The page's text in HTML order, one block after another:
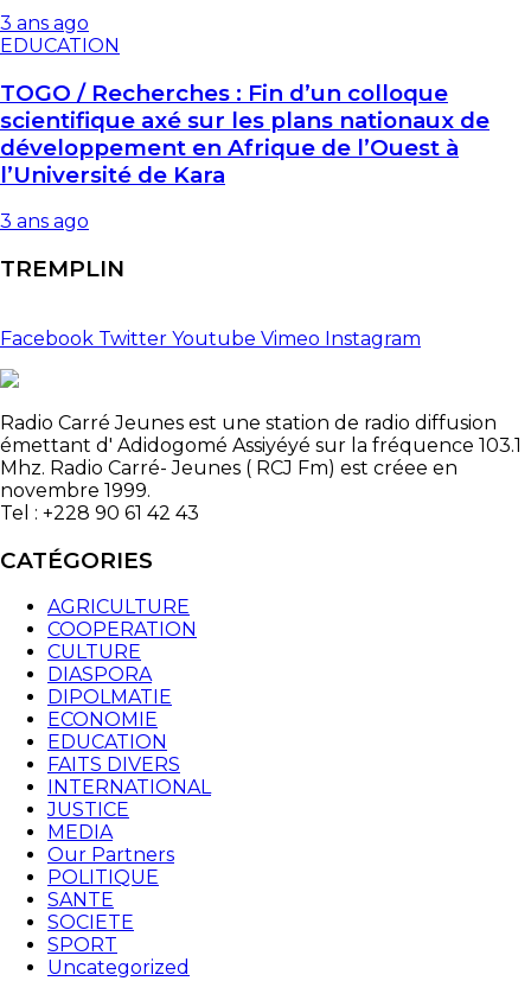
3 ans ago
EDUCATION
TOGO / Recherches : Fin d’un colloque
scientifique axé sur les plans nationaux de
développement en Afrique de l’Ouest à
l’Université de Kara
3 ans ago
TREMPLIN
Facebook Twitter Youtube Vimeo Instagram
Radio Carré Jeunes est une station de radio diffusion
émettant d' Adidogomé Assiyéyé sur la fréquence 103.1
Mhz. Radio Carré- Jeunes ( RCJ Fm) est créee en
novembre 1999.
Tel : +228 90 61 42 43
CATÉGORIES
AGRICULTURE
COOPERATION
CULTURE
DIASPORA
DIPOLMATIE
ECONOMIE
EDUCATION
FAITS DIVERS
INTERNATIONAL
JUSTICE
MEDIA
Our Partners
POLITIQUE
SANTE
SOCIETE
SPORT
Uncategorized